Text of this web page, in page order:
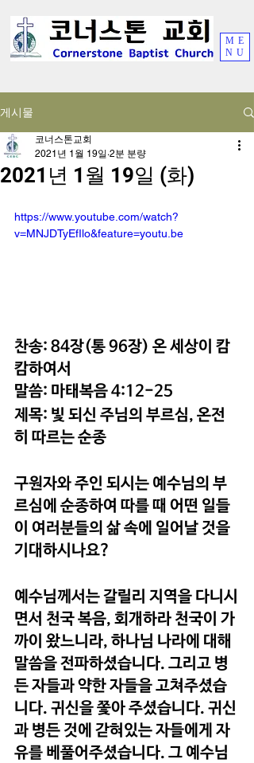
ME
NU
게시물
2021년 1월 19일 (화)
코너스톤교회
2021년 1월 19일 2분 분량
https://www.youtube.com/watch?
v=MNJDTyEfIlo&feature=youtu.be
찬송: 84장(통 96장) 온 세상이 캄
캄하여서
말씀: 마태복음 4:12-25
제목: 빛 되신 주님의 부르심, 온전
히 따르는 순종
구원자와 주인 되시는 예수님의 부
르심에 순종하여 따를 때 어떤 일들
이 여러분들의 삶 속에 일어날 것을
기대하시나요?
예수님께서는 갈릴리 지역을 다니시
면서 천국 복음, 회개하라 천국이 가
까이 왔느니라, 하나님 나라에 대해
말씀을 전파하셨습니다. 그리고 병
든 자들과 약한 자들을 고쳐주셨습
니다. 귀신을 쫓아 주셨습니다. 귀신
과 병든 것에 갇혀있는 자들에게 자
유를 베풀어주셨습니다. 그 예수님